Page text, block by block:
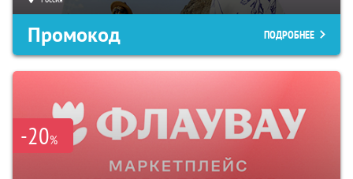
Промокод ПОДРОБНЕЕ
-20%